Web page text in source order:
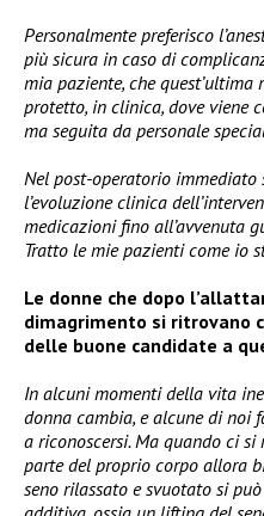
Personalmente preferisco
più sicura in caso di
mia paziente, che
protetto, in clinica, dove viene
ma seguita da personale
Nel post-operatorio
l’evoluzione clinica
medicazioni fino all’avvenuta
Tratto le mie pazienti come io
Le donne che dopo
dimagrimento si ritrovano
delle buone candidate a
In alcuni momenti della vita
donna cambia, e alcune di noi
a riconoscersi. Ma quando ci
parte del proprio corpo allora
seno rilassato e svuotato si